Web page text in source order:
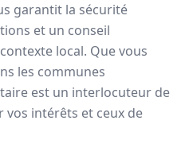
garantit la sécurité
et un conseil
local. Que vous
les communes
est un interlocuteur de
intérêts et ceux de